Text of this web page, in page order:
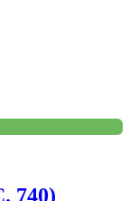
740)